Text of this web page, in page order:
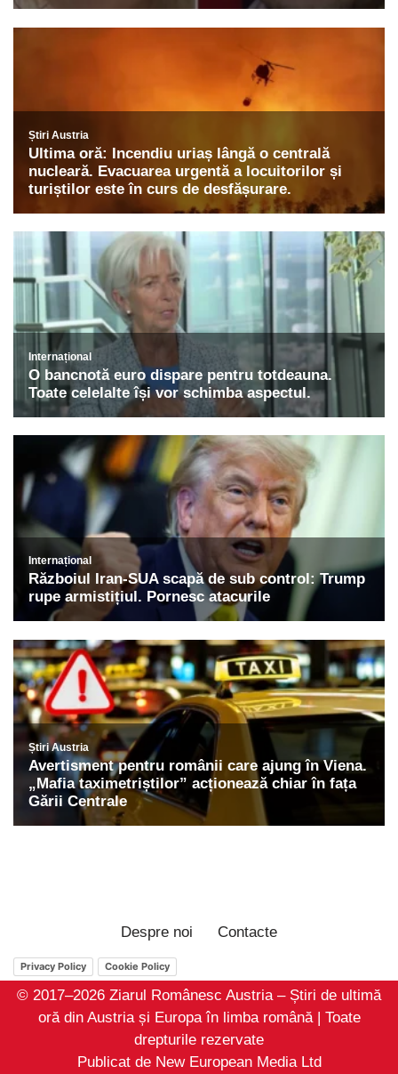
Despre noi Contacte
Privacy Policy Cookie Policy
© 2017–2026 Ziarul Românesc Austria – Știri de ultimă
oră din Austria și Europa în limba română | Toate
drepturile rezervate
Publicat de New European Media Ltd